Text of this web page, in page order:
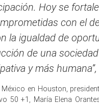
Hoy se
con el
la igualdad de
de una
y más humana”,
en Houston,
50 +1, María Elena